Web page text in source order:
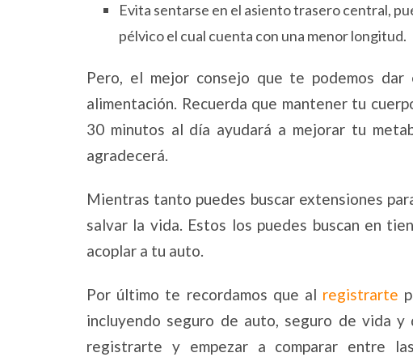
Evita sentarse en el asiento trasero central,
pélvico el cual cuenta con una menor longitud.
Pero, el mejor consejo que te podemos
alimentación. Recuerda que mantener tu
30 minutos al día ayudará a mejorar tu
agradecerá.
Mientras tanto puedes buscar extensiones
salvar la vida. Estos los puedes buscan en
acoplar a tu auto.
Por último te recordamos que al registrarte
incluyendo seguro de auto, seguro de vida
registrarte y empezar a comparar entre